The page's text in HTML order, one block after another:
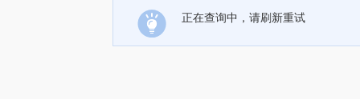
正在查询中，请刷新重试